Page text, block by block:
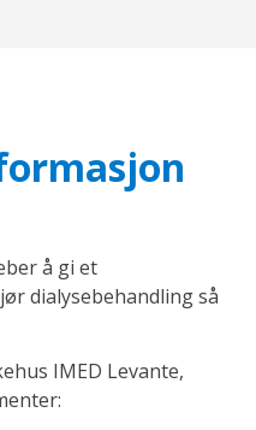
å gi et
dialysebehandling så
IMED Levante,